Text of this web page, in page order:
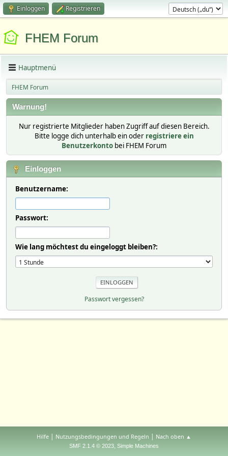
Einloggen Registrieren
FHEM Forum
Hauptmenü
FHEM Forum
Warnung!
Nur registrierte Mitglieder haben Zugriff auf diesen Bereich.
Bitte logge dich unterhalb ein oder registriere ein
Benutzerkonto bei FHEM Forum
Einloggen
Benutzername:
Passwort:
Wie lang möchtest du eingeloggt bleiben?:
Passwort vergessen?
Hilfe | Nutzungsbedingungen und Regeln | Nach oben ▲
SMF 2.1.4 © 2023, Simple Machines